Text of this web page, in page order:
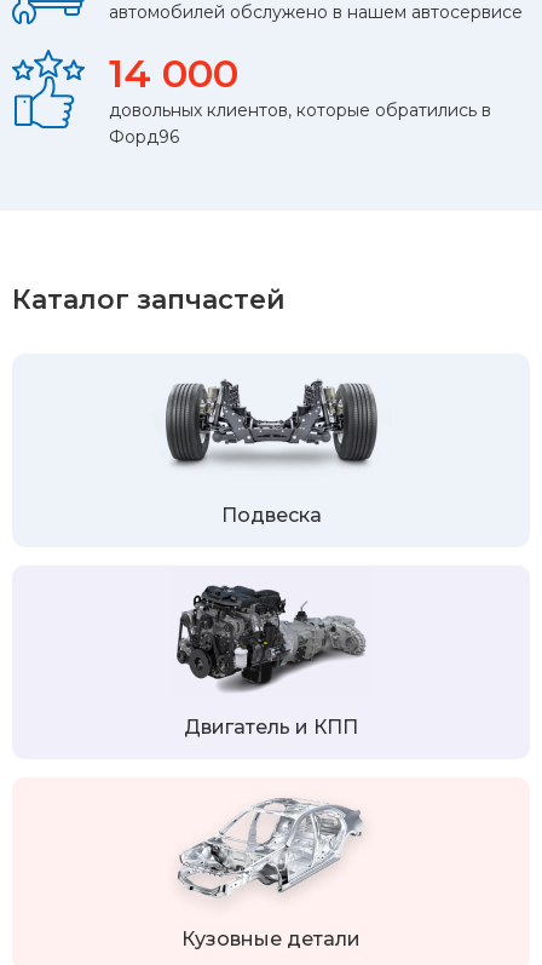
автомобилей обслужено в нашем автосервисе
14 000
довольных клиентов, которые обратились в
Форд96
Каталог запчастей
Подвеска
Двигатель и КПП
Кузовные детали